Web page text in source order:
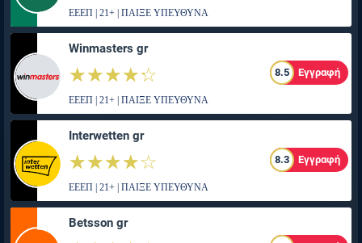
ΕΕΕΠ | 21+ | ΠΑΙΞΕ ΥΠΕΥΘΥΝΑ
Winmasters gr
☆☆☆☆☆
★★★★★ 8.5 Εγγραφή
ΕΕΕΠ | 21+ | ΠΑΙΞΕ ΥΠΕΥΘΥΝΑ
Interwetten gr
☆☆☆☆☆
★★★★★ 8.3 Εγγραφή
ΕΕΕΠ | 21+ | ΠΑΙΞΕ ΥΠΕΥΘΥΝΑ
Betsson gr